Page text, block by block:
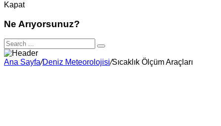
Kapat
Ne Arıyorsunuz?
Ana Sayfa/Deniz Meteorolojisi/Sıcaklık Ölçüm Araçları